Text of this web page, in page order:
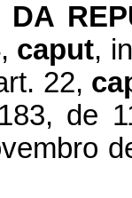
DA
caput,
22,
de